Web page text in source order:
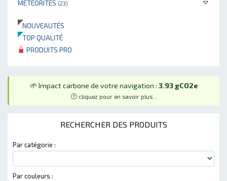
MÉTÉORITES (23)
NOUVEAUTÉS
TOP QUALITÉ
PRODUITS PRO
🌱 Impact carbone de votre navigation : 3.93 gCO2e
cliquez pour en savoir plus...
RECHERCHER DES PRODUITS
Par catégorie :
Par couleurs :